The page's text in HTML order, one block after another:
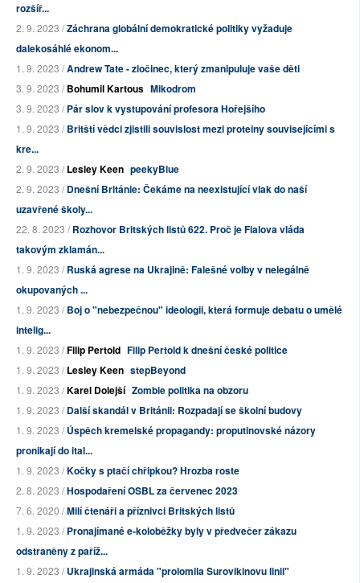
rozšíř...
2. 9. 2023 /Záchrana globální demokratické politiky vyžaduje
dalekosáhlé ekonom...
1. 9. 2023 /Andrew Tate - zločinec, který zmanipuluje vaše děti
3. 9. 2023 /Bohumil Kartous Mikodrom
3. 9. 2023 /Pár slov k vystupování profesora Hořejšího
1. 9. 2023 /Britští vědci zjistili souvislost mezi proteiny souvisejícími s
kre...
2. 9. 2023 /Lesley Keen peekyBlue
2. 9. 2023 /Dnešní Británie: Čekáme na neexistující vlak do naší
uzavřené školy...
22. 8. 2023 /Rozhovor Britských listů 622. Proč je Fialova vláda
takovým zklamán...
1. 9. 2023 /Ruská agrese na Ukrajině: Falešné volby v nelegálně
okupovaných ...
1. 9. 2023 /Boj o "nebezpečnou" ideologii, která formuje debatu o umělé
intelig...
1. 9. 2023 /Filip Pertold Filip Pertold k dnešní české politice
1. 9. 2023 /Lesley Keen stepBeyond
1. 9. 2023 /Karel Dolejší Zombie politika na obzoru
1. 9. 2023 /Další skandál v Británii: Rozpadají se školní budovy
1. 9. 2023 /Úspěch kremelské propagandy: proputinovské názory
pronikají do ital...
1. 9. 2023 /Kočky s ptačí chřipkou? Hrozba roste
2. 8. 2023 /Hospodaření OSBL za červenec 2023
7. 6. 2020 /Milí čtenáři a příznivci Britských listů
1. 9. 2023 /Pronajímané e-koloběžky byly v předvečer zákazu
odstraněny z paříž...
1. 9. 2023 /Ukrajinská armáda "prolomila Surovikinovu linii"